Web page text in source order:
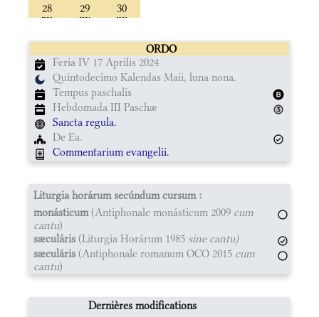
28
29 30
ORDO
Feria IV 17 Aprilis 2024
Quintodecimo Kalendas Maii, luna nona.
Tempus paschalis
Hebdomada III Paschæ
Sancta regula.
De Ea.
Commentarium evangelii.
Liturgia horárum secúndum cursum :
monásticum(Antiphonale monásticum 2009 cum
cantu)
sæculáris (Liturgia Horárum 1985 sine cantu)
sæculáris (Antiphonale romanum OCO 2015 cum
cantu)
Dernières modifications